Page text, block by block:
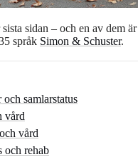
sidan – och en av dem är
språk Simon & Schuster.
samlarstatus
vård
vård
och rehab